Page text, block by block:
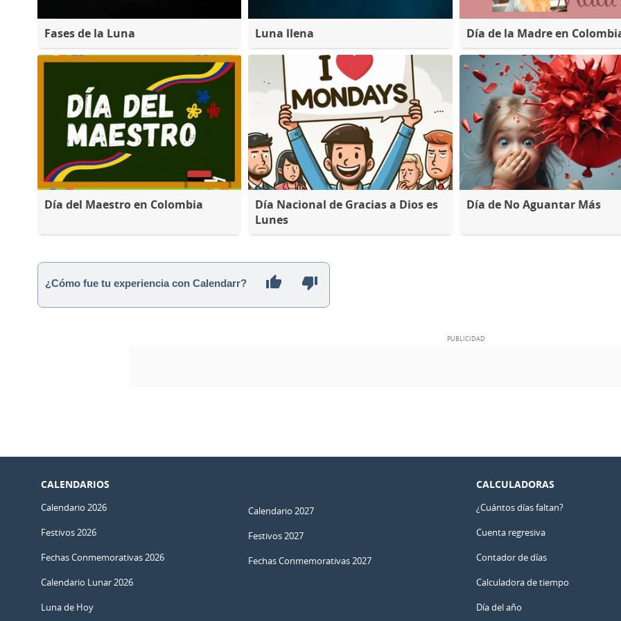
Fases de la Luna Luna llena Día de la Madre en
Día del Maestro en Colombia
Día Nacional de Gracias a Dios es
Lunes
Día de No Aguantar Más
¿Cómo fue tu experiencia con Calendarr?
CALENDARIOS
Calendario 2026
Festivos 2026
Fechas Conmemorativas 2026
Calendario Lunar 2026
Luna de Hoy
Calendario 2027
Festivos 2027
Fechas Conmemorativas 2027
CALCULADORAS
¿Cuántos días faltan?
Cuenta regresiva
Contador de días
Calculadora de tiempo
Día del año